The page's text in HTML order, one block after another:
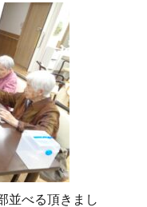
並べる頂きまし